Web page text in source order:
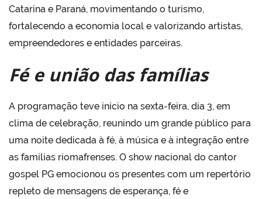
Catarina e Paraná, movimentando o turismo,
fortalecendo a economia local e valorizando artistas,
empreendedores e entidades parceiras.
Fé e união das famílias
A programação teve início na sexta-feira, dia 3, em
clima de celebração, reunindo um grande público para
uma noite dedicada à fé, à música e à integração entre
as famílias riomafrenses. O show nacional do cantor
gospel PG emocionou os presentes com um repertório
repleto de mensagens de esperança, fé e